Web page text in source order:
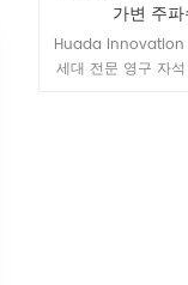
가변 주
Huada Innovation
세대 전문 영구 자